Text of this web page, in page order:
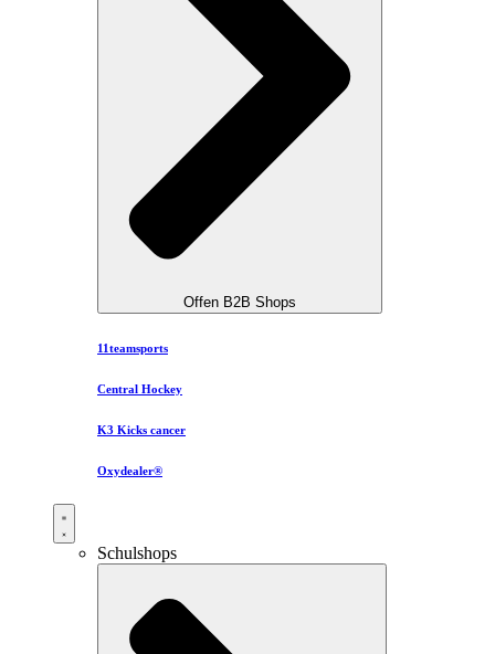
Offen B2B Shops
11teamsports
Central Hockey
K3 Kicks cancer
Oxydealer®
Schulshops